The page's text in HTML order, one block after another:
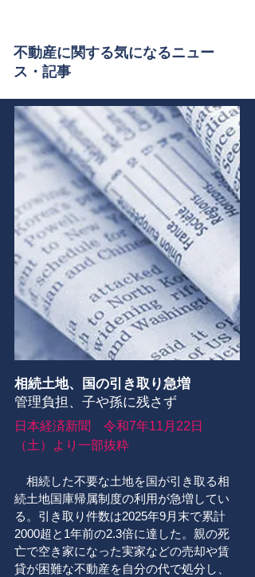
​不動産に関する気になるニュー
ス・記事
相続土地、国の引き取り急増
​管理負担、子や孫に残さず
日本経済新聞 令和7年11月22 日
（土 ）より一部抜粋
相続した不要な土地を国が引き取る相
続土地国庫帰属制度の利用が急増してい
る。引き取り件数は2025年9月末で累計
2000超と1年前の2.3倍に達した。親の死
亡で空き家になった実家などの売却や賃
貸が困難な不動産を自分の代で処分し、